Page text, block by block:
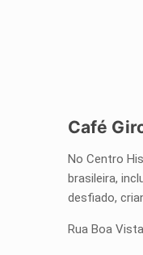
Café
No Centro
brasileira,
desfiado,
Rua Boa